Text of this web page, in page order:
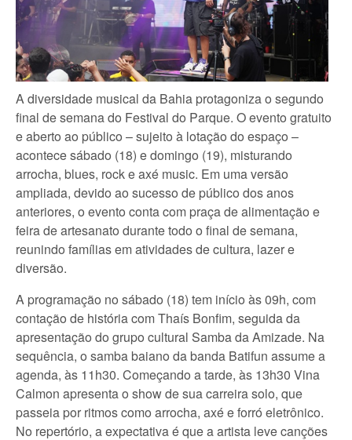
A diversidade musical da Bahia protagoniza o segundo
final de semana do Festival do Parque. O evento gratuito
e aberto ao público – sujeito à lotação do espaço –
acontece sábado (18) e domingo (19), misturando
arrocha, blues, rock e axé music. Em uma versão
ampliada, devido ao sucesso de público dos anos
anteriores, o evento conta com praça de alimentação e
feira de artesanato durante todo o final de semana,
reunindo famílias em atividades de cultura, lazer e
diversão.
A programação no sábado (18) tem início às 09h, com
contação de história com Thaís Bonfim, seguida da
apresentação do grupo cultural Samba da Amizade. Na
sequência, o samba baiano da banda Batifun assume a
agenda, às 11h30. Começando a tarde, às 13h30 Vina
Calmon apresenta o show de sua carreira solo, que
passeia por ritmos como arrocha, axé e forró eletrônico.
No repertório, a expectativa é que a artista leve canções